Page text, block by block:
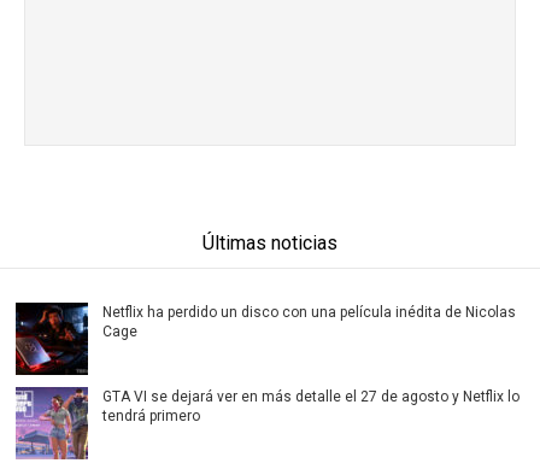
Últimas noticias
Netflix ha perdido un disco con una película inédita de Nicolas
Cage
GTA VI se dejará ver en más detalle el 27 de agosto y Netflix lo
tendrá primero